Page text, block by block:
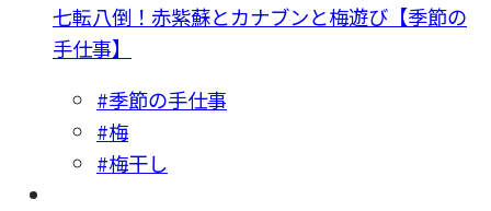
七転八倒！赤紫蘇とカナブンと梅遊び【季節の
手仕事】
#季節の手仕事
#梅
#梅干し